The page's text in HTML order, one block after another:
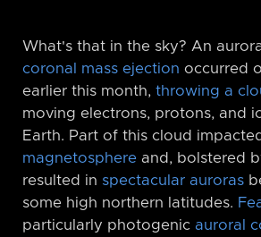
What's that in the sky? An
coronal mass ejection occurred
earlier this month, throwing a
moving electrons, protons, and
Earth. Part of this cloud
magnetosphere and, bolstered
resulted in spectacular auroras
some high northern latitudes.
particularly photogenic auroral